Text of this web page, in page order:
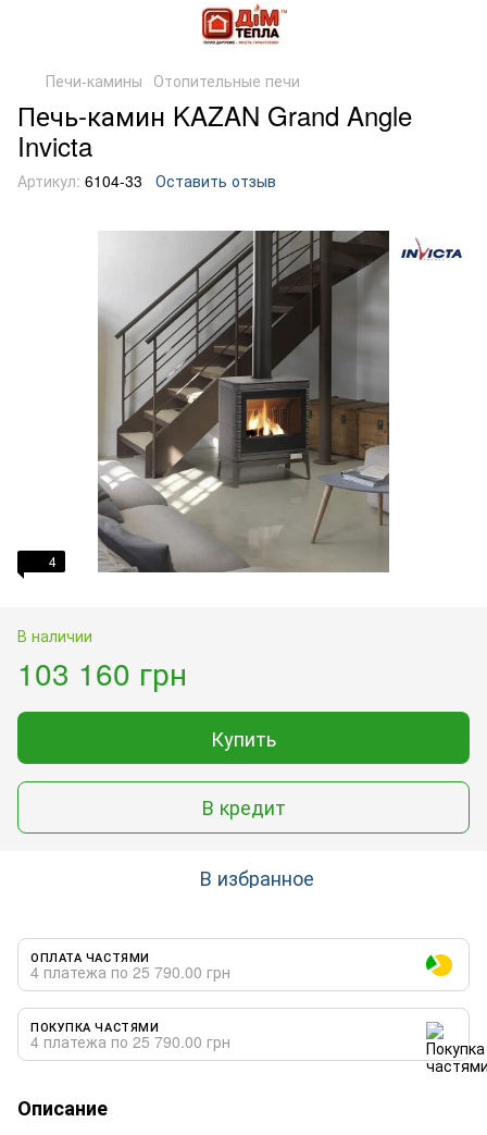
Печи-камины Отопительные печи
Печь-камин KAZAN Grand Angle
Invicta
Артикул: 6104-33 Оставить отзыв
4
В наличии
103 160 грн
Купить
В кредит
В избранное
ОПЛАТА ЧАСТЯМИ
4 платежа по 25 790.00 грн
ПОКУПКА ЧАСТЯМИ
4 платежа по 25 790.00 грн
Описание